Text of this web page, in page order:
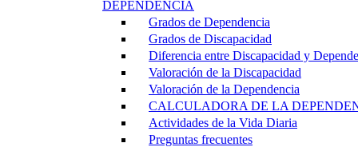
DEPENDENCIA
Grados de Dependencia
Grados de Discapacidad
Diferencia entre Discapacidad y
Valoración de la Discapacidad
Valoración de la Dependencia
CALCULADORA DE LA
Actividades de la Vida Diaria
Preguntas frecuentes